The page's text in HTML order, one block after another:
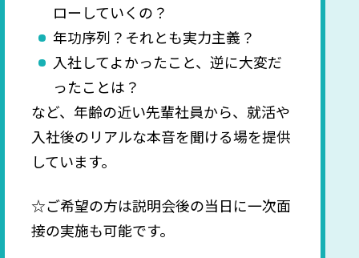
ローしていくの？
年功序列？それとも実力主義？
入社してよかったこと、逆に大変だ
ったことは？
など、年齢の近い先輩社員から、就活や
入社後のリアルな本音を聞ける場を提供
しています。
☆ご希望の方は説明会後の当日に一次面
接の実施も可能です。